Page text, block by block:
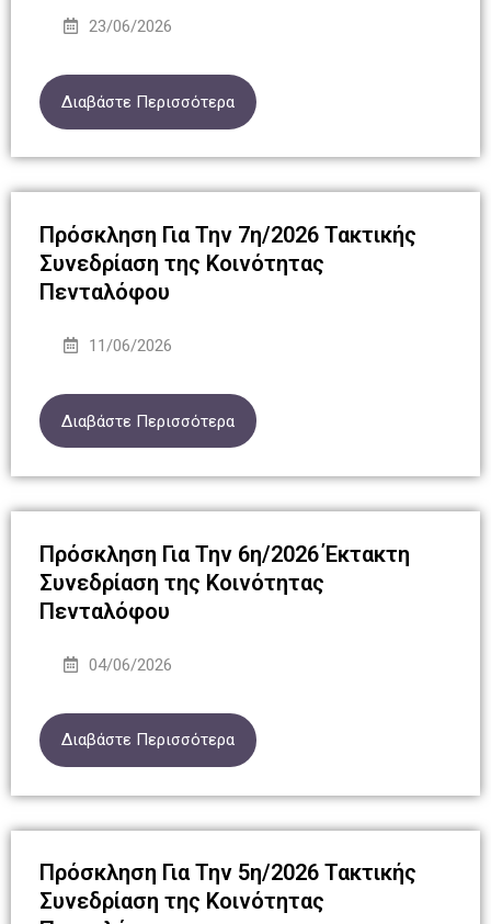
23/06/2026
Διαβάστε Περισσότερα
Πρόσκληση Για Την 7η/2026 Τακτικής
Συνεδρίαση της Κοινότητας
Πενταλόφου
11/06/2026
Διαβάστε Περισσότερα
Πρόσκληση Για Την 6η/2026 Έκτακτη
Συνεδρίαση της Κοινότητας
Πενταλόφου
04/06/2026
Διαβάστε Περισσότερα
Πρόσκληση Για Την 5η/2026 Τακτικής
Συνεδρίαση της Κοινότητας